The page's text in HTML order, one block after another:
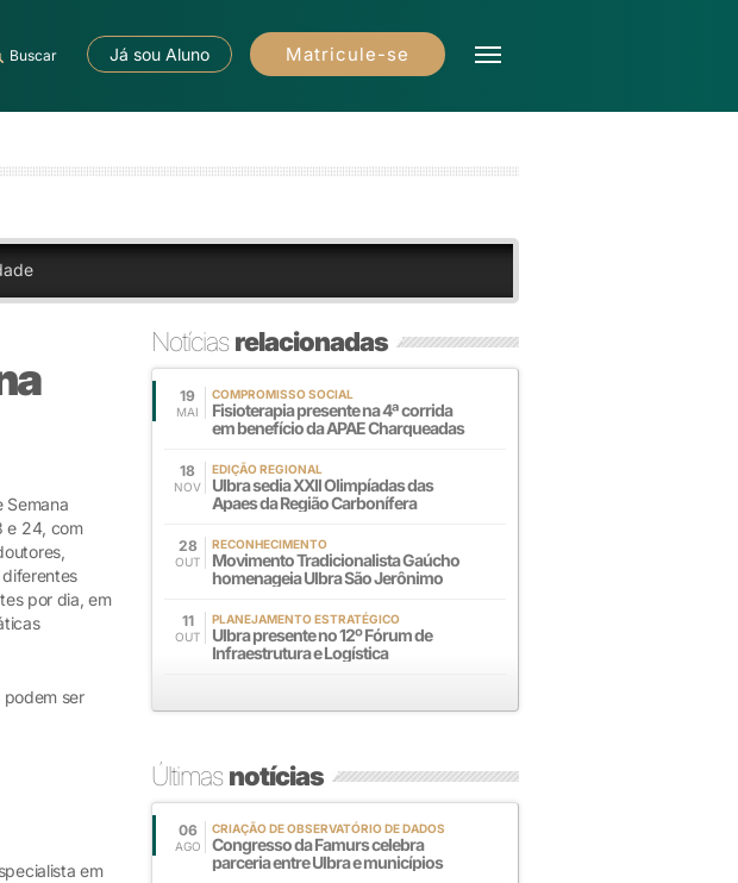
Buscar Já sou Aluno Matricule-se
Semana
e 24, com
por dia, em
podem ser
em
Notíciasrelacionadas
19
MAI
COMPROMISSO SOCIAL
Fisioterapia presente na 4ª corrida
em benefício da APAE Charqueadas
18
NOV
EDIÇÃO REGIONAL
Ulbra sedia XXll Olimpíadas das
Apaes da Região Carbonífera
28
OUT
RECONHECIMENTO
Movimento Tradicionalista Gaúcho
homenageia Ulbra São Jerônimo
11
OUT
PLANEJAMENTO ESTRATÉGICO
Ulbra presente no 12º Fórum de
Infraestrutura e Logística
Últimasnotícias
06
AGO
CRIAÇÃO DE OBSERVATÓRIO DE DADOS
Congresso da Famurs celebra
parceria entre Ulbra e municípios